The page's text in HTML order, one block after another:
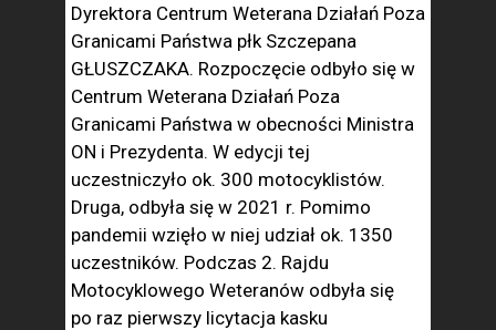
Dyrektora Centrum Weterana Działań Poza
Granicami Państwa płk Szczepana
GŁUSZCZAKA. Rozpoczęcie odbyło się w
Centrum Weterana Działań Poza
Granicami Państwa w obecności Ministra
ON i Prezydenta. W edycji tej
uczestniczyło ok. 300 motocyklistów.
Druga, odbyła się w 2021 r. Pomimo
pandemii wzięło w niej udział ok. 1350
uczestników. Podczas 2. Rajdu
Motocyklowego Weteranów odbyła się
po raz pierwszy licytacja kasku